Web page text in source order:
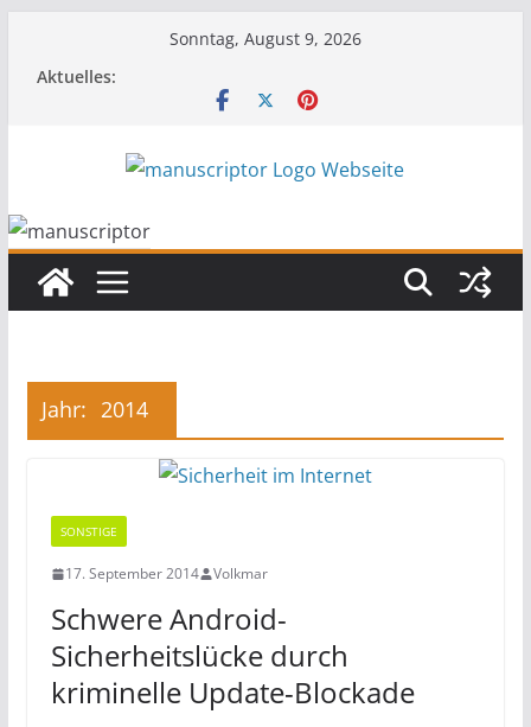
Sonntag, August 9, 2026
Aktuelles:
Jahr: 2014
SONSTIGE
17. September 2014 Volkmar
Schwere Android-
Sicherheitslücke durch
kriminelle Update-Blockade